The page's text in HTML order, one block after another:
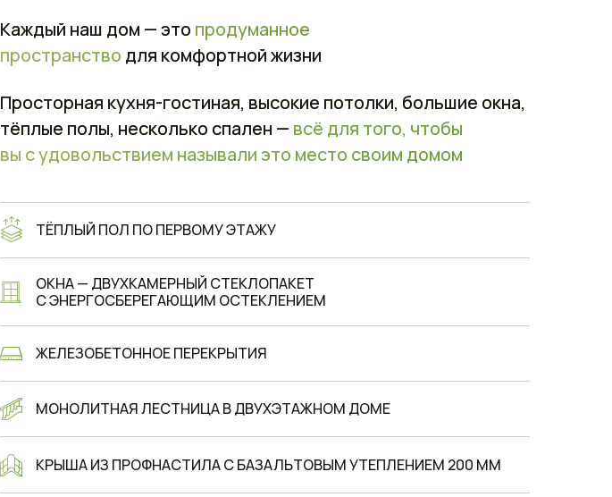
Каждый наш дом — это продуманное
пространство для комфортной жизни
Просторная кухня-гостиная, высокие потолки, большие окна,
тёплые полы, несколько спален — всё для того, чтобы
вы с удовольствием называли это место своим домом
ОКНА — ДВУХКАМЕРНЫЙ СТЕКЛОПАКЕТ
С ЭНЕРГОСБЕРЕГАЮЩИМ ОСТЕКЛЕНИЕМ
ЖЕЛЕЗОБЕТОННОЕ ПЕРЕКРЫТИЯ
КРЫША ИЗ ПРОФНАСТИЛА С БАЗАЛЬТОВЫМ УТЕПЛЕНИЕМ 200 ММ
МОНОЛИТНАЯ ЛЕСТНИЦА В ДВУХЭТАЖНОМ ДОМЕ
ТЁПЛЫЙ ПОЛ ПО ПЕРВОМУ ЭТАЖУ